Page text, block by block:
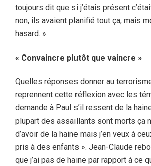
toujours dit que si j’étais présent
non, ils avaient planifié tout ça, mais
hasard. ».
« Convaincre plutôt que vaincre »
Quelles réponses donner au
reprennent cette réflexion avec les
demande à Paul s’il ressent de la
plupart des assaillants sont morts ça
d’avoir de la haine mais j’en veux à
pris à des enfants ». Jean-Claude
que j’ai pas de haine par rapport à ce